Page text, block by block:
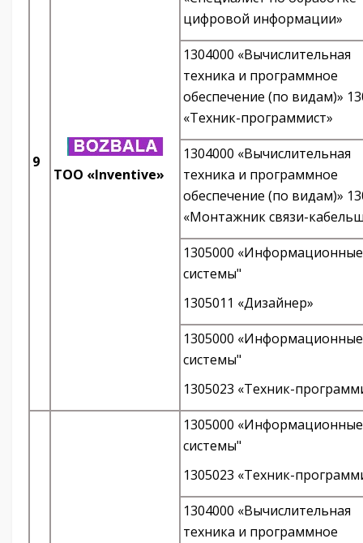
9
ТОО «Inventive»
цифровой информации»
1304000 «Вычислительная
техника и программное
обеспечение (по видам)»
«Техник-программист»
1304000 «Вычислительная
техника и программное
обеспечение (по видам)»
«Монтажник связи-
1305000 «Информационные
системы"
1305011 «Дизайнер»
1305000 «Информационные
системы"
1305023 «Техник-
1305000 «Информационные
системы"
1305023 «Техник-
1304000 «Вычислительная
техника и программное